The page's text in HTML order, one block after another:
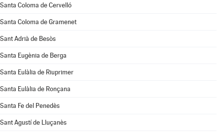
Santa Coloma de Cervelló
Santa Coloma de Gramenet
Sant Adrià de Besòs
Santa Eugènia de Berga
Santa Eulàlia de Riuprimer
Santa Eulàlia de Ronçana
Santa Fe del Penedès
Sant Agustí de Lluçanès